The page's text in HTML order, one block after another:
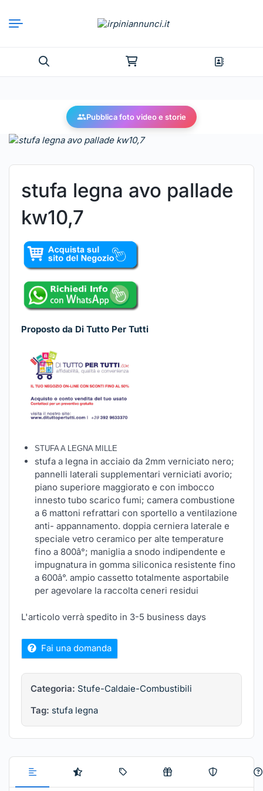
Pubblica foto video e storie
stufa legna avo pallade
kw10,7
Proposto da Di Tutto Per Tutti
STUFA A LEGNA MILLE
stufa a legna in acciaio da 2mm verniciato nero;
pannelli laterali supplementari verniciati avorio;
piano superiore maggiorato e con imbocco
innesto tubo scarico fumi; camera combustione
a 6 mattoni refrattari con sportello a ventilazione
anti- appannamento. doppia cerniera laterale e
speciale vetro ceramico per alte temperature
fino a 800â°; maniglia a snodo indipendente e
impugnatura in gomma siliconica resistente fino
a 600â°. ampio cassetto totalmente asportabile
per agevolare la raccolta ceneri residui
L'articolo verrà spedito in 3-5 business days
Fai una domanda
Categoria: Stufe-Caldaie-Combustibili
Tag: stufa legna